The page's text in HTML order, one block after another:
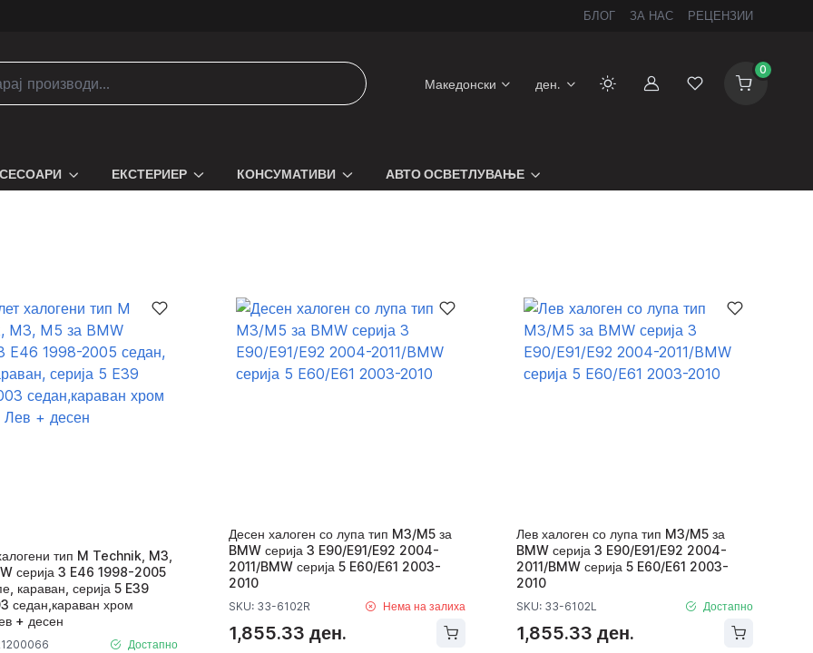
БЛОГ ЗА НАС РЕЦЕНЗИИ
Македонски ден. СметкаЛиста на желби
0
ЕКСТЕРИЕР КОНСУМАТИВИ АВТО ОСВЕТЛУВАЊЕ
тип M Technik, M3,
серија 3 E46 1998-2005
караван, серија 5 E39
седан,караван хром
+ десен
Достапно
Десен халоген со лупа тип M3/M5 за
BMW серија 3 E90/E91/E92 2004-
2011/BMW серија 5 E60/E61 2003-
2010
SKU: 33-6102R Нема на залиха
1,855.33 ден.
Лев халоген со лупа тип M3/M5 за
BMW серија 3 E90/E91/E92 2004-
2011/BMW серија 5 E60/E61 2003-
2010
SKU: 33-6102L Достапно
1,855.33 ден.